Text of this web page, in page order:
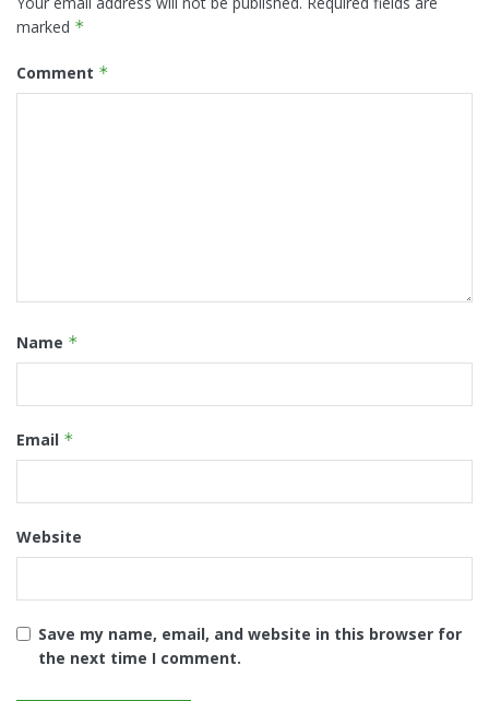
marked *
Comment *
Name *
Email *
Website
Save my name, email, and website in this browser for
the next time I comment.